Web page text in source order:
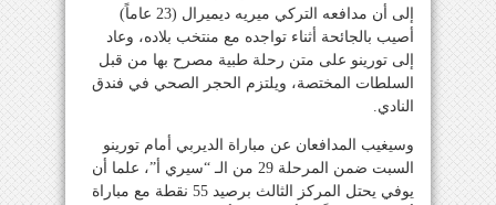
إلى أن مدافعه التركي ميريه ديميرال (23 عاماً)
أصيب بالجائحة أثناء تواجده مع منتخب بلاده، وعاد
إلى تورينو على متن رحلة طبية مصرح بها من قبل
السلطات المختصة، ويلتزم الحجر الصحي في فندق
النادي.
وسيغيب المدافعان عن مباراة الديربي أمام تورينو
السبت ضمن المرحلة 29 من الـ “سيري أ”، علما أن
يوفي يحتل المركز الثالث برصيد 55 نقطة مع مباراة